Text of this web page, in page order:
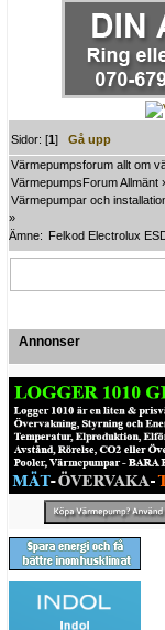
Sidor: [1]Gå upp
Värmepumpsforum allt om
VärmepumpsForum Allmänt
Värmepumpar och
»
Ämne:
Felkod Electrolux
Annonser